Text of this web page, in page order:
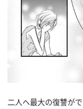
二人へ最大の復讐が